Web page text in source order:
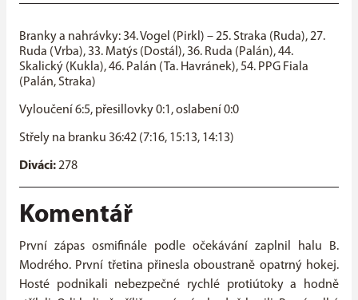
Branky a nahrávky: 34. Vogel (Pirkl) – 25. Straka (Ruda), 27.
Ruda (Vrba), 33. Matýs (Dostál), 36. Ruda (Palán), 44.
Skalický (Kukla), 46. Palán (Ta. Havránek), 54. PPG Fiala
(Palán, Straka)
Vyloučení 6:5, přesillovky 0:1, oslabení 0:0
Střely na branku 36:42 (7:16, 15:13, 14:13)
Diváci:278
Komentář
První zápas osmifinále podle očekávání zaplnil halu B.
Modrého. První třetina přinesla oboustraně opatrný hokej.
Hosté podnikali nebezpečné rychlé protiútoky a hodně